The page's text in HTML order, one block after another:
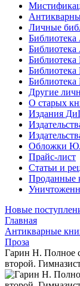
Личные
Библиотека
Другие
О старых
Издания
Обложки Ю.
Прайс-лист
Статьи и
Проданные
Новые
Главная
Антикварные
Проза
Гарин Н. Полное
второй.